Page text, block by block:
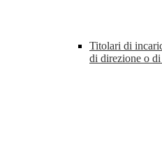
Titolari di
di direzione o